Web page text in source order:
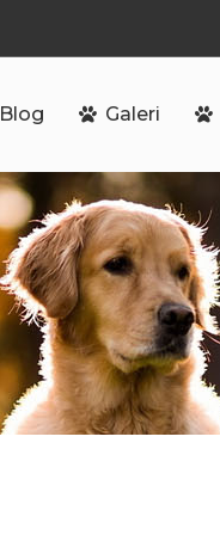
Blog Galeri